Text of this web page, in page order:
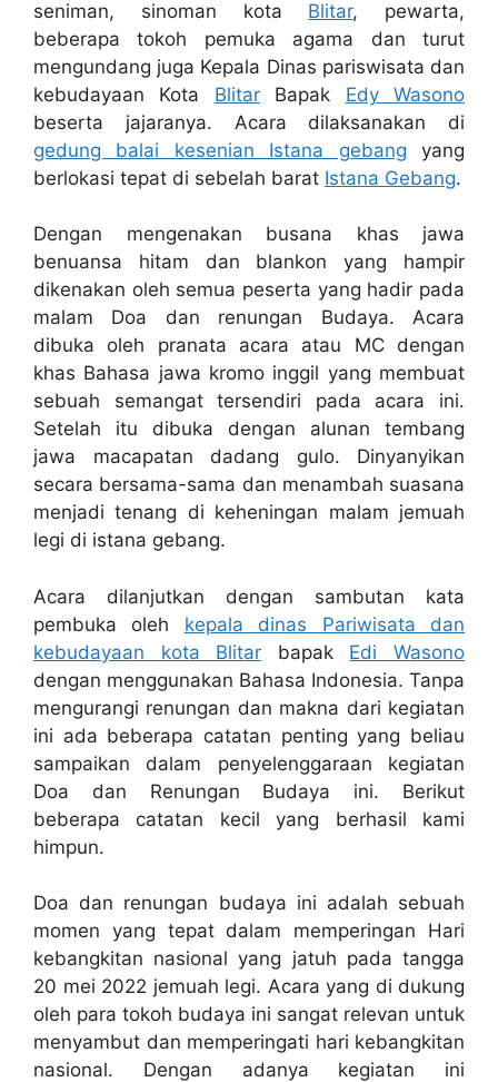
seniman, sinoman kota Blitar, pewarta,
beberapa tokoh pemuka agama dan turut
mengundang juga Kepala Dinas pariswisata dan
kebudayaan Kota BlitarBapak Edy Wasono
beserta jajaranya. Acara dilaksanakan di
gedung balai kesenian Istana gebang yang
berlokasi tepat di sebelah barat Istana Gebang.
Dengan mengenakan busana khas jawa
benuansa hitam dan blankon yang hampir
dikenakan oleh semua peserta yang hadir pada
malam Doa dan renungan Budaya. Acara
dibuka oleh pranata acara atau MC dengan
khas Bahasa jawa kromo inggil yang membuat
sebuah semangat tersendiri pada acara ini.
Setelah itu dibuka dengan alunan tembang
jawa macapatan dadang gulo. Dinyanyikan
secara bersama-sama dan menambah suasana
menjadi tenang di keheningan malam jemuah
legi di istana gebang.
Acara dilanjutkan dengan sambutan kata
pembuka oleh kepala dinas Pariwisata dan
kebudayaan kota Blitar bapak Edi Wasono
dengan menggunakan Bahasa Indonesia. Tanpa
mengurangi renungan dan makna dari kegiatan
ini ada beberapa catatan penting yang beliau
sampaikan dalam penyelenggaraan kegiatan
Doa dan Renungan Budaya ini. Berikut
beberapa catatan kecil yang berhasil kami
himpun.
Doa dan renungan budaya ini adalah sebuah
momen yang tepat dalam memperingan Hari
kebangkitan nasional yang jatuh pada tangga
20 mei 2022 jemuah legi. Acara yang di dukung
oleh para tokoh budaya ini sangat relevan untuk
menyambut dan memperingati hari kebangkitan
nasional. Dengan adanya kegiatan ini